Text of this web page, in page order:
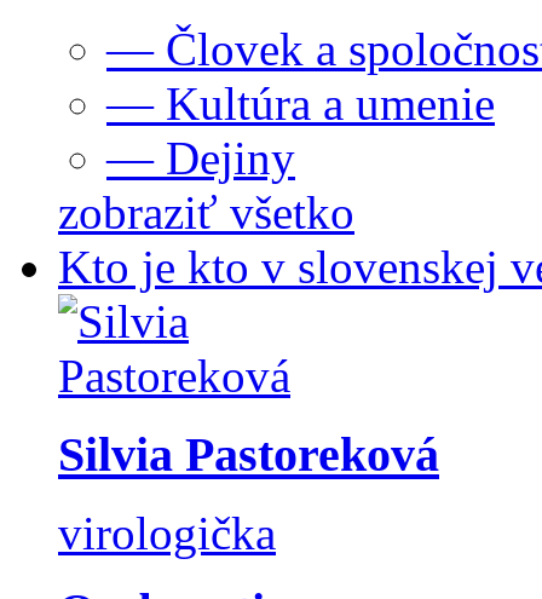
— Človek a
— Kultúra a umenie
— Dejiny
zobraziť všetko
Kto je kto v slovenskej
Silvia Pastoreková
virologička